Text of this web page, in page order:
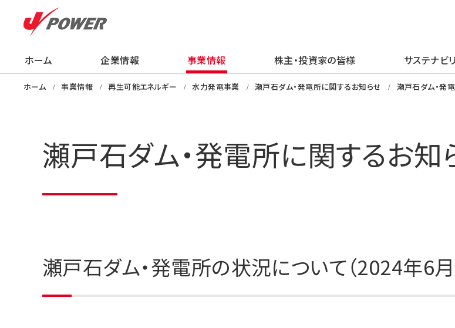
ホーム 企業情報
企業情報
ごあいさつ
J-POWERの歴史
DXの取り組み
事業情報
事業情報
再生可能エネルギー
送変電事業
株主・投資家の皆様
株主・投資家の皆様
経営方針
株主・株式情報
サステナビ
サステナビリティ
TOPメッセージ
マテリアリティの特定
環境（E）
ESGデータ集
採用情報
新卒採用
障がい者採用
ニュース
プレスリリース
知る・学ぶ・楽しむ
ピックアップ
イベントを楽しむ
ホーム 事業情報 再生可能エネルギー 水力発電事業 瀬戸石ダム・発電所に関するお知らせ 瀬戸石ダム・発
瀬戸石ダム・発電所に関するお知
瀬戸石ダム・発電所の状況について（2024年6月